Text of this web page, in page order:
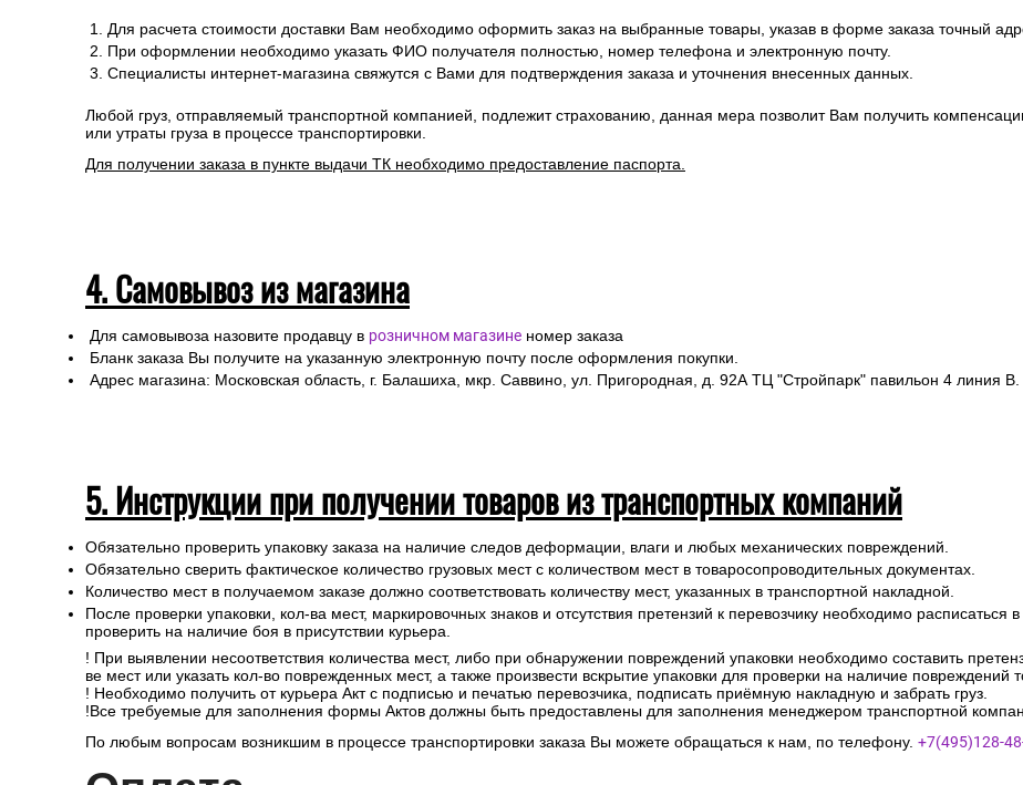
Для расчета стоимости доставки Вам необходимо оформить заказ на выбранные товары, указав в форме заказа точный
При оформлении необходимо указать ФИО получателя полностью, номер телефона и электронную почту.
Специалисты интернет-магазина свяжутся с Вами для подтверждения заказа и уточнения внесенных данных.
Любой груз, отправляемый транспортной компанией, подлежит страхованию, данная мера позволит Вам получить
или утраты груза в процессе транспортировки.
Для получении заказа в пункте выдачи ТК необходимо предоставление паспорта.
4. Самовывоз из магазина
Для самовывоза назовите продавцу в розничном магазине номер заказа
Бланк заказа Вы получите на указанную электронную почту после оформления покупки.
Адрес магазина: Московская область, г. Балашиха, мкр. Саввино, ул. Пригородная, д. 92А ТЦ "Стройпарк" павильон 4 линия В.
5. Инструкции при получении товаров из транспортных компаний
Обязательно проверить упаковку заказа на наличие следов деформации, влаги и любых механических повреждений.
Обязательно сверить фактическое количество грузовых мест с количеством мест в товаросопроводительных документах.
Количество мест в получаемом заказе должно соответствовать количеству мест, указанных в транспортной накладной.
После проверки упаковки, кол-ва мест, маркировочных знаков и отсутствия претензий к перевозчику необходимо расписаться
проверить на наличие боя в присутствии курьера.
! При выявлении несоответствия количества мест, либо при обнаружении повреждений упаковки необходимо составить
ве мест или указать кол-во поврежденных мест, а также произвести вскрытие упаковки для проверки на наличие повреждений
! Необходимо получить от курьера Акт с подписью и печатью перевозчика, подписать приёмную накладную и забрать груз.
!Все требуемые для заполнения формы Актов должны быть предоставлены для заполнения менеджером транспортной
По любым вопросам возникшим в процессе транспортировки заказа Вы можете обращаться к нам, по телефону. +7(495)128-